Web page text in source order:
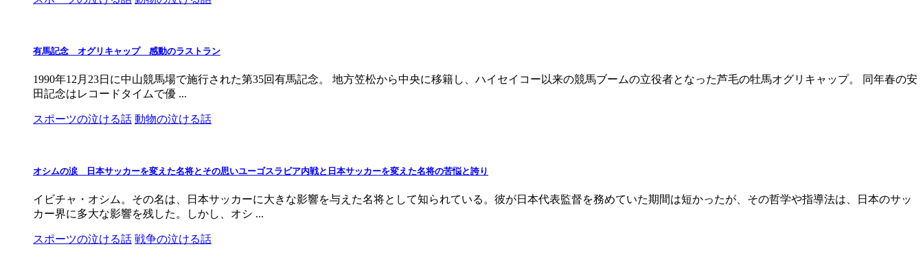
有馬記念 オグリキャップ 感動のラストラン
1990年12月23日に中山競馬場で施行された第35回有馬記念。 地方笠松から中央に移籍し、ハイセイコー以来の競馬ブームの立役者となった芦毛の牡馬オグリキャップ。 同年春の安
田記念はレコードタイムで優 ...
スポーツの泣ける話 動物の泣ける話
オシムの涙 日本サッカーを変えた名将とその思いユーゴスラビア内戦と日本サッカーを変えた名将の苦悩と誇り
イビチャ・オシム。その名は、日本サッカーに大きな影響を与えた名将として知られている。彼が日本代表監督を務めていた期間は短かったが、その哲学や指導法は、日本のサッ
カー界に多大な影響を残した。しかし、オシ ...
スポーツの泣ける話 戦争の泣ける話